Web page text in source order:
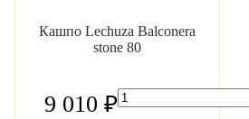
Кашпо Lechuza Balconera
stone 80
9 010 ₽